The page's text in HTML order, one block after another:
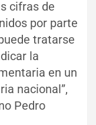
cifras de
por parte
tratarse
la
en un
nacional”,
Pedro